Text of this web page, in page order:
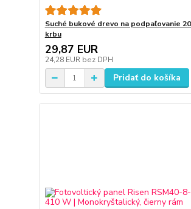
Suché bukové drevo na podpaľovanie
krbu
29,87 EUR
24,28 EUR bez DPH
Pridať do košíka